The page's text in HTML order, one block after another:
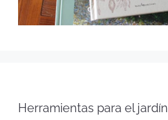
Herramientas para el jardín